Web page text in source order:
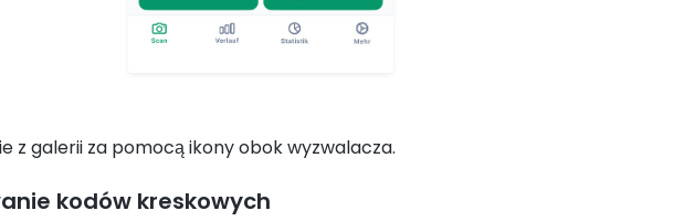
z galerii za pomocą ikony obok wyzwalacza.
kodów kreskowych